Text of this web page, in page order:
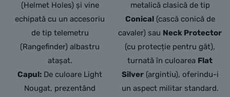
(Helmet Holes) și vine
echipată cu un accesoriu
de tip telemetru
(Rangefinder) albastru
atașat.
Capul: De culoare Light
Nougat, prezentând
metalică clasică de tip
Conical(cască conică de
cavaler) sau Neck Protector
(cu protecție pentru gât),
turnată în culoarea Flat
Silver(argintiu), oferindu-i
un aspect militar standard.